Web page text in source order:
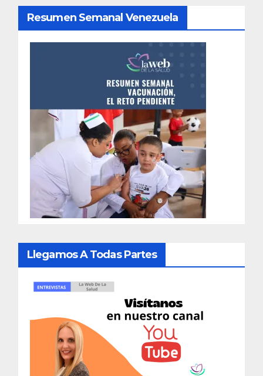
Resumen Semanal Venezuela
Llegamos A Todas Partes